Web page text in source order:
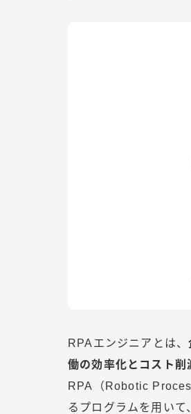
RPAエンジニアとは、
働の効率化とコスト削
RPA（Robotic
るプログラムを用いて